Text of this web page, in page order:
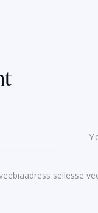
sellesse